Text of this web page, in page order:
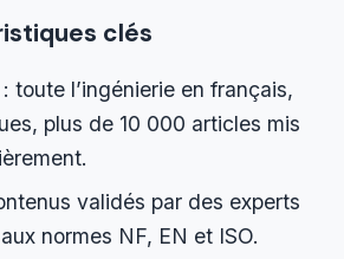
clés
toute l’ingénierie en français,
plus de 10 000 articles mis
validés par des experts
normes NF, EN et ISO.